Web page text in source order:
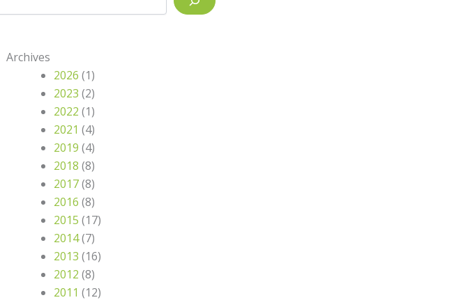
Archives
2026 (1)
2023 (2)
2022 (1)
2021 (4)
2019 (4)
2018 (8)
2017(8)
2016 (8)
2015 (17)
2014(7)
2013 (16)
2012 (8)
2011 (12)